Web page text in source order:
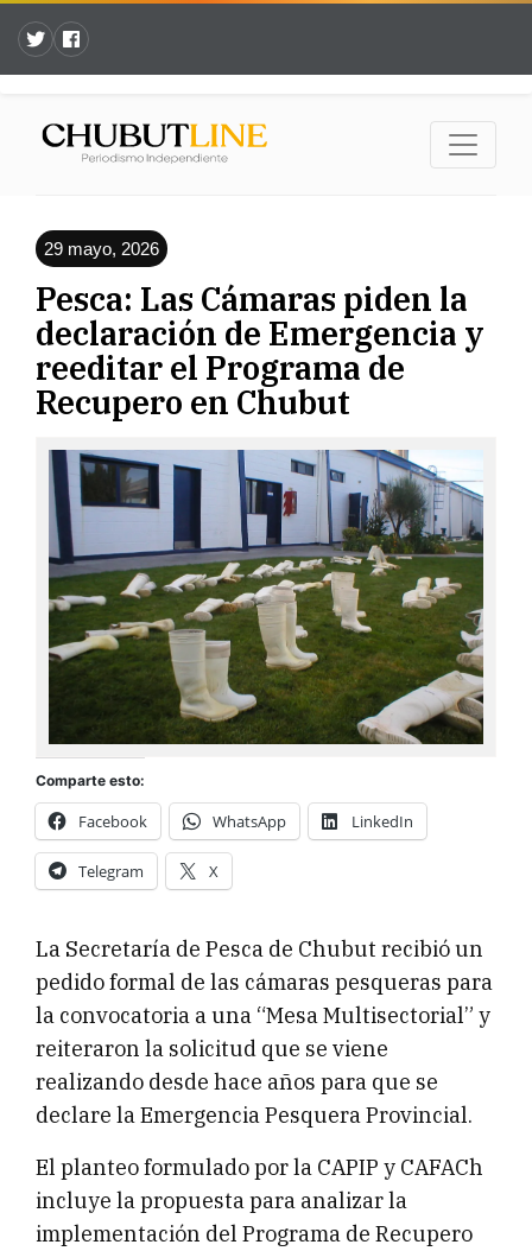
29 mayo, 2026
Pesca: Las Cámaras piden la
declaración de Emergencia y
reeditar el Programa de
Recupero en Chubut
Comparte esto:
Facebook WhatsApp LinkedIn
Telegram X
La Secretaría de Pesca de Chubut recibió un
pedido formal de las cámaras pesqueras para
la convocatoria a una “Mesa Multisectorial” y
reiteraron la solicitud que se viene
realizando desde hace años para que se
declare la Emergencia Pesquera Provincial.
El planteo formulado por la CAPIP y CAFACh
incluye la propuesta para analizar la
implementación del Programa de Recupero